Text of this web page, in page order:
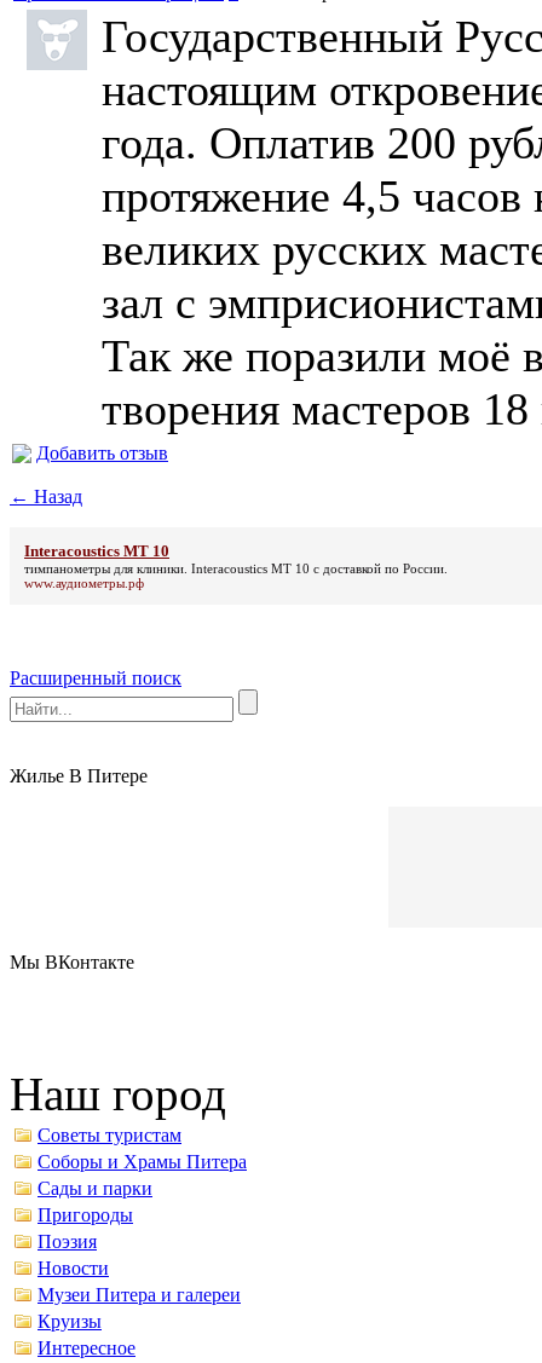
Государственный
настоящим
года. Оплатив 200
протяжение 4,5 часов
великих русских
зал с
Так же поразили моё
творения мастеров 18
Добавить отзыв
← Назад
Interacoustics MT 10
тимпанометры для клиники. Interacoustics MT 10 с доставкой по России.
www.аудиометры.рф
Расширенный поиск
Жилье В Питере
Мы ВКонтакте
Наш город
Советы туристам
Соборы и Храмы Питера
Сады и парки
Пригороды
Поэзия
Новости
Музеи Питера и галереи
Круизы
Интересное